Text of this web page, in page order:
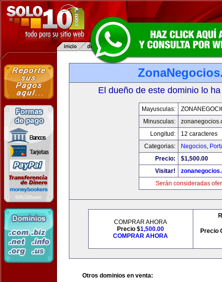
El dueño de este dominio lo
Mayusculas:
Minusculas:
Longitud:
12 caracteres
Categorias:
Negocios,
Precio:
$1,500.00
Visitar!
Serán consideradas
COMPRAR AHORA
Precio $1,500.00
COMPRAR AHORA
Precio
Otros dominios en venta: